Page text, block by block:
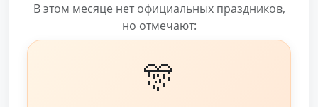
В этом месяце нет официальных праздников,
но отмечают:
🎊